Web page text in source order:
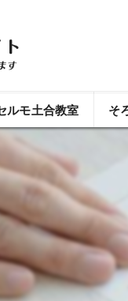
ルモ土合教室 そ